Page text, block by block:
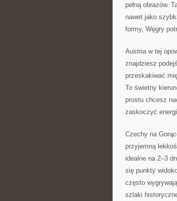
pełną obrazów.
nawet jako
formy, Węgry
Austria w tej
znajdziesz
przeskakiwać
To świetny
prostu chcesz
zaskoczyć
Czechy na
przyjemną
idealne na 2–3
się punkty
często
szlaki